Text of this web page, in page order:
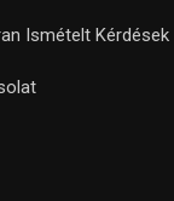
Ismételt Kérdések